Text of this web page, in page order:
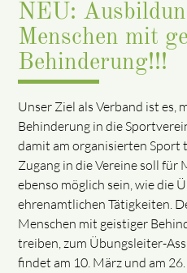
NEU:
Menschen mit
Behinderung!!!
Unser Ziel als Verband ist es,
Behinderung in die
damit am organisierten Sport
Zugang in die Vereine soll für
ebenso möglich sein, wie die
ehrenamtlichen Tätigkeiten.
Menschen mit geistiger
treiben, zum Übungsleiter-
findet am 10. März und am